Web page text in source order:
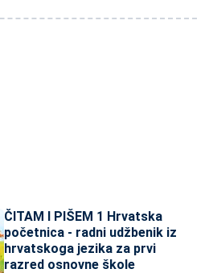
ČITAM I PIŠEM 1 Hrvatska
početnica - radni udžbenik iz
hrvatskoga jezika za prvi
razred osnovne škole